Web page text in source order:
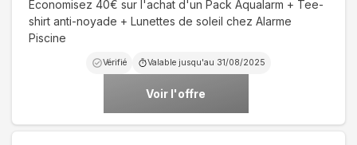
Economisez 40€ sur l'achat d'un Pack Aqualarm + Tee-
shirt anti-noyade + Lunettes de soleil chez Alarme
Piscine
Vérifié Valable jusqu'au 31/08/2025
Voir l'offre